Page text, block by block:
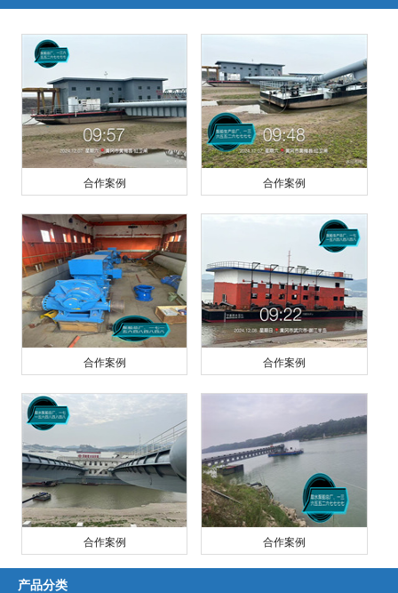
合作案例 合作案例
合作案例 合作案例
合作案例 合作案例
产品分类